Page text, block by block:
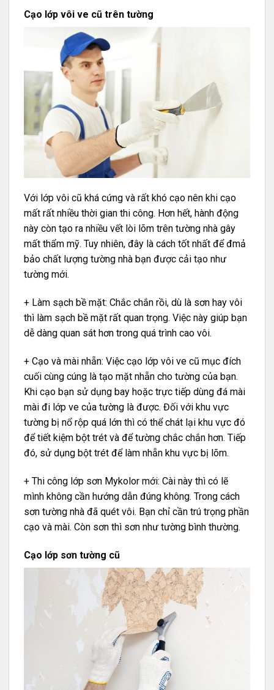
Cạo lớp vôi ve cũ trên tường
Với lớp vôi cũ khá cứng và rất khó cạo nên khi cạo
mất rất nhiều thời gian thi công. Hơn hết, hành động
này còn tạo ra nhiều vết lòi lõm trên tường nhà gây
mất thẩm mỹ. Tuy nhiên, đây là cách tốt nhất để đmả
bảo chất lượng tường nhà bạn được cải tạo như
tường mới.
+ Làm sạch bề mặt: Chắc chắn rồi, dù là sơn hay vôi
thì làm sạch bề mặt rất quan trọng. Việc này giúp bạn
dễ dàng quan sát hơn trong quá trình cao vôi.
+ Cạo và mài nhẵn: Việc cạo lớp vôi ve cũ mục đích
cuối cùng cúng là tạo mặt nhẵn cho tường của bạn.
Khi cạo bạn sử dụng bay hoặc trực tiếp dùng đá mài
mài đi lớp ve của tường là được. Đối với khu vực
tường bị nổ rộp quá lớn thì có thể chát lại khu vực đó
để tiết kiệm bột trét và để tường chắc chắn hơn. Tiếp
đó, sử dụng bột trét để làm nhẵn khu vực bị lõm.
+ Thi công lớp sơn Mykolor mới: Cài này thì có lẽ
mình không cần hướng dẫn đúng không. Trong cách
sơn tường nhà đã quét vôi. Bạn chỉ cần trú trọng phần
cạo và mài. Còn sơn thì sơn như tường bình thường.
Cạo lớp sơn tường cũ